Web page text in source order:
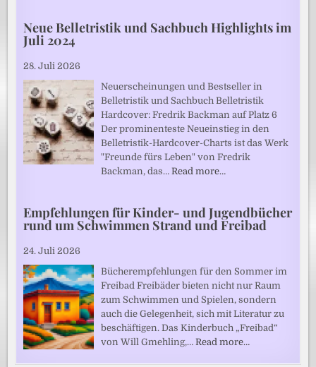
Neue Belletristik und Sachbuch Highlights im
Juli 2024
28. Juli 2026
Neuerscheinungen und Bestseller in
Belletristik und Sachbuch Belletristik
Hardcover: Fredrik Backman auf Platz 6
Der prominenteste Neueinstieg in den
Belletristik-Hardcover-Charts ist das Werk
"Freunde fürs Leben" von Fredrik
Backman, das…Read more…
Empfehlungen für Kinder- und Jugendbücher
rund um Schwimmen Strand und Freibad
24. Juli 2026
Bücherempfehlungen für den Sommer im
Freibad Freibäder bieten nicht nur Raum
zum Schwimmen und Spielen, sondern
auch die Gelegenheit, sich mit Literatur zu
beschäftigen. Das Kinderbuch „Freibad“
von Will Gmehling,…Read more…